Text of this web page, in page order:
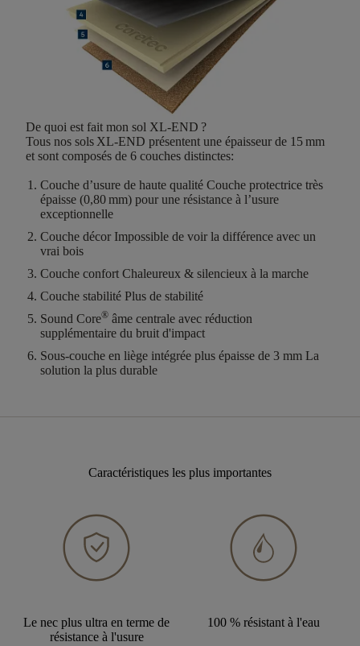
De quoi est fait mon sol XL-END ?
Tous nos sols XL-END présentent une épaisseur de 15 mm
et sont composés de 6 couches distinctes:
Couche d’usure de haute qualité Couche protectrice très
épaisse (0,80 mm) pour une résistance à l’usure
exceptionnelle
Couche décor Impossible de voir la différence avec un
vrai bois
Couche confort Chaleureux & silencieux à la marche
Couche stabilité Plus de stabilité
Sound Core® âme centrale avec réduction
supplémentaire du bruit d'impact
Sous-couche en liège intégrée plus épaisse de 3 mm La
solution la plus durable
Caractéristiques les plus importantes
Le nec plus ultra en terme de
résistance à l'usure
100 % résistant à l'eau